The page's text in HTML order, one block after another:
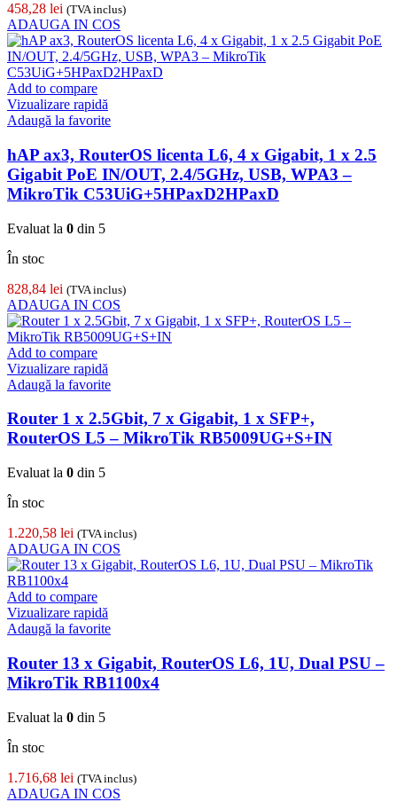
458,28 lei (TVA inclus)
ADAUGA IN COS
Add to compare
Vizualizare rapidă
Adaugă la favorite
hAP ax3, RouterOS licenta L6, 4 x Gigabit, 1 x 2.5
Gigabit PoE IN/OUT, 2.4/5GHz, USB, WPA3 –
MikroTik C53UiG+5HPaxD2HPaxD
Evaluat la 0 din 5
În stoc
828,84 lei (TVA inclus)
ADAUGA IN COS
Add to compare
Vizualizare rapidă
Adaugă la favorite
Router 1 x 2.5Gbit, 7 x Gigabit, 1 x SFP+,
RouterOS L5 – MikroTik RB5009UG+S+IN
Evaluat la 0 din 5
În stoc
1.220,58 lei (TVA inclus)
ADAUGA IN COS
Add to compare
Vizualizare rapidă
Adaugă la favorite
Router 13 x Gigabit, RouterOS L6, 1U, Dual PSU –
MikroTik RB1100x4
Evaluat la 0 din 5
În stoc
1.716,68 lei (TVA inclus)
ADAUGA IN COS